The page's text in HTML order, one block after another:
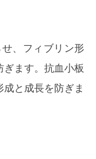
、フィブリン形
ます。抗血小板
と成長を防ぎま